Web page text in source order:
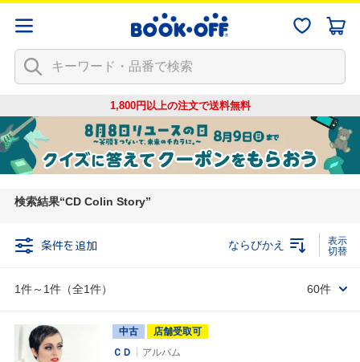
1,800円以上の注文で送料無料
検索結果 CD Colin Story
条件を追加
1件～1件（全1件）
ならびかえ
60件
中古
店舗受取可
ＣＤ
アルバム